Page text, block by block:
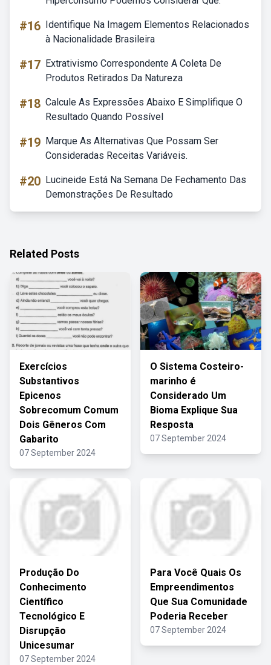
#16 Identifique Na Imagem Elementos Relacionados
à Nacionalidade Brasileira
#17 Extrativismo Correspondente A Coleta De
Produtos Retirados Da Natureza
#18 Calcule As Expressões Abaixo E Simplifique O
Resultado Quando Possível
#19 Marque As Alternativas Que Possam Ser
Consideradas Receitas Variáveis.
#20 Lucineide Está Na Semana De Fechamento Das
Demonstrações De Resultado
Related Posts
Exercícios
Substantivos
Epicenos
Sobrecomum Comum
Dois Gêneros Com
Gabarito
07 September 2024
O Sistema Costeiro-
marinho é
Considerado Um
Bioma Explique Sua
Resposta
07 September 2024
Produção Do
Conhecimento
Científico
Tecnológico E
Disrupção
Unicesumar
07 September 2024
Para Você Quais Os
Empreendimentos
Que Sua Comunidade
Poderia Receber
07 September 2024